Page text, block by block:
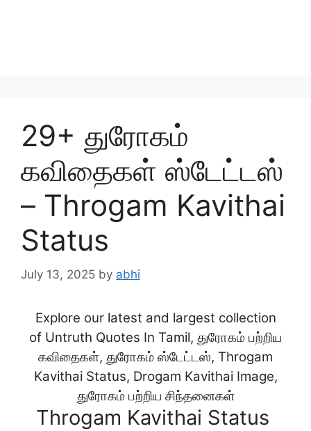
29+ துரோகம்
கவிதைகள் ஸ்டேட்டஸ்
– Throgam Kavithai
Status
July 13, 2025 by abhi
Explore our latest and largest collection
of Untruth Quotes In Tamil, துரோகம் பற்றிய
கவிதைகள், துரோகம் ஸ்டேட்டஸ், Throgam
Kavithai Status, Drogam Kavithai Image,
துரோகம் பற்றிய சிந்தனைகள்
Throgam Kavithai Status